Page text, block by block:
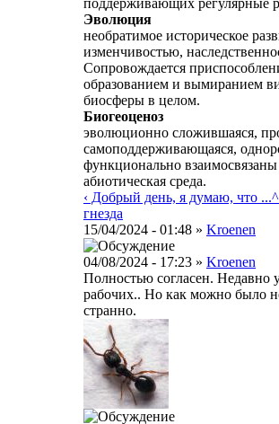
поддерживающих регулярные
Эволюция
необратимое историческое
изменчивостью,
Сопровождается
образованием и вымиранием
биосферы в целом.
Биогеоценоз
эволюционно сложившаяся,
самоподдерживающаяся,
функционально
абиотическая среда.
‹ Добрый день, я думаю, что ...
гнезда
15/04/2024 - 01:48 » Kroenen
04/08/2024 - 17:23 » Kroenen
Полностью согласен. Недавно
рабочих.. Но как можно было
странно.